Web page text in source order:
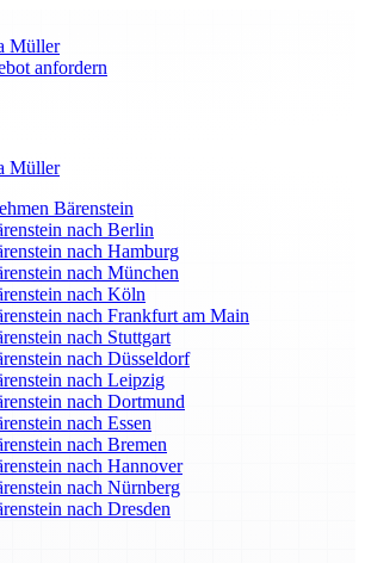
Müller
anfordern
Müller
Bärenstein
nach Berlin
nach Hamburg
nach München
nach Köln
nach Frankfurt am Main
nach Stuttgart
nach Düsseldorf
nach Leipzig
nach Dortmund
nach Essen
nach Bremen
nach Hannover
nach Nürnberg
nach Dresden